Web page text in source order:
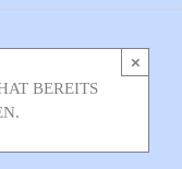
BEREITS
×